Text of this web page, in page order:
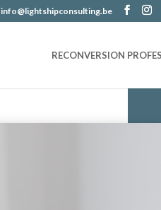
info@lightshipconsulting.be
RECONVERSION